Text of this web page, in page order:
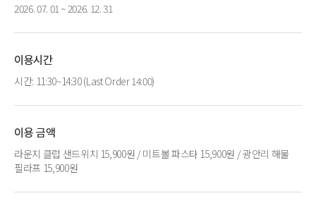
2026. 07. 01 ~ 2026. 12. 31
이용시간
시간: 11:30~14:30 (Last Order 14:00)
이용 금액
라운지 클럽 샌드위치 15,900원 / 미트볼 파스타 15,900원 / 광안리 해물
필라프 15,900원